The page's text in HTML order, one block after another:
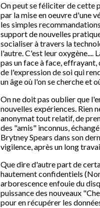
On peut se féliciter de cette
par la mise en oeuvre d'une
les simples
support de nouvelles
socialiser à travers la
l'autre. C'est leur oxygène....
pas un face à face,
de l'expression de soi qui
un âge où l'on se cherche et
On ne doit pas oublier que
nouvelles expériences. Rien
anonymat tout relatif, de
des "amis" inconnus,
Brytney Spears dans son
vigilence, après un long
Que dire d'autre part de
hautement confidentiels
arborescence enfouie du
puissance des nouveaux
pour en récupérer les